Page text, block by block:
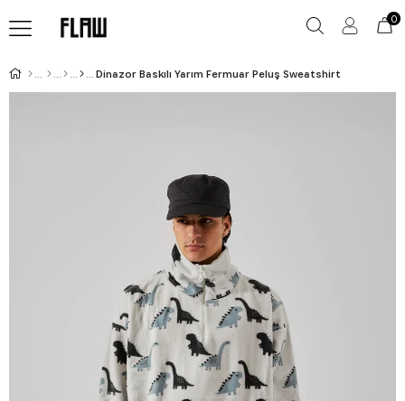
0
Dinazor Baskılı Yarım Fermuar Peluş Sweatshirt